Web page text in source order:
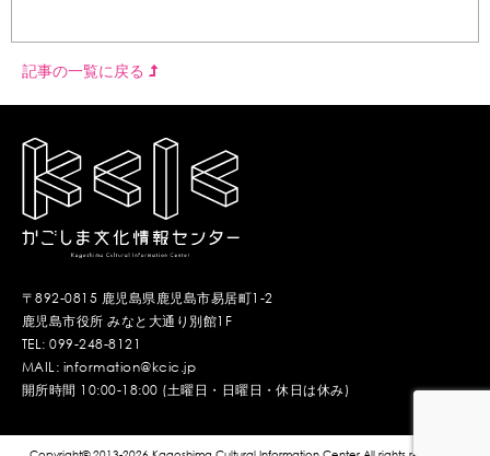
記事の一覧に戻る
〒892-0815 鹿児島県鹿児島市易居町1-2
鹿児島市役所 みなと大通り別館1F
TEL: 099-248-8121
MAIL: information@kcic.jp
開所時間 10:00-18:00 (土曜日・日曜日・休日は休み)